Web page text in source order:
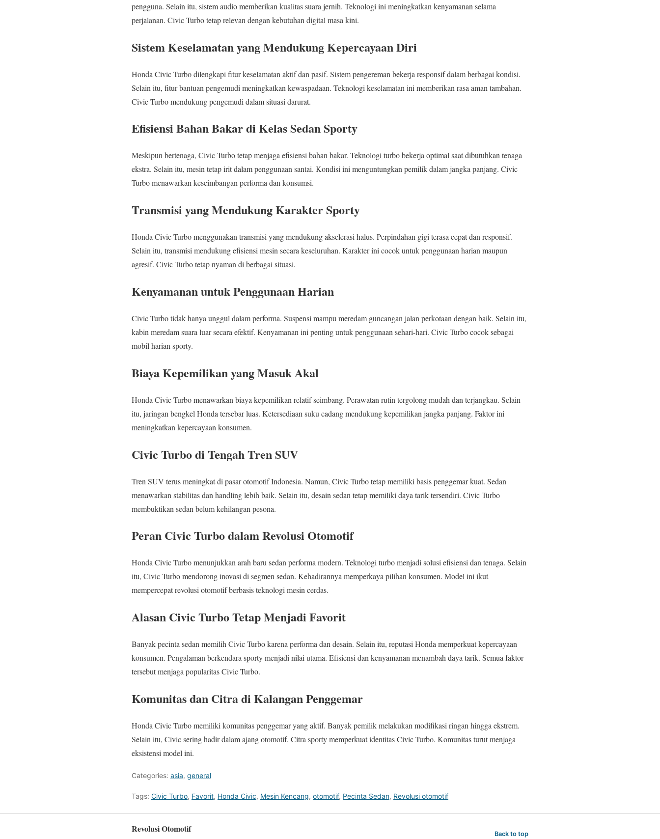
pengguna. Selain itu, sistem audio memberikan kualitas suara jernih. Teknologi ini meningkatkan kenyamanan selama
perjalanan. Civic Turbo tetap relevan dengan kebutuhan digital masa kini.
Sistem Keselamatan yang Mendukung Kepercayaan Diri
Honda Civic Turbo dilengkapi fitur keselamatan aktif dan pasif. Sistem pengereman bekerja responsif dalam berbagai kondisi.
Selain itu, fitur bantuan pengemudi meningkatkan kewaspadaan. Teknologi keselamatan ini memberikan rasa aman tambahan.
Civic Turbo mendukung pengemudi dalam situasi darurat.
Efisiensi Bahan Bakar di Kelas Sedan Sporty
Meskipun bertenaga, Civic Turbo tetap menjaga efisiensi bahan bakar. Teknologi turbo bekerja optimal saat dibutuhkan tenaga
ekstra. Selain itu, mesin tetap irit dalam penggunaan santai. Kondisi ini menguntungkan pemilik dalam jangka panjang. Civic
Turbo menawarkan keseimbangan performa dan konsumsi.
Transmisi yang Mendukung Karakter Sporty
Honda Civic Turbo menggunakan transmisi yang mendukung akselerasi halus. Perpindahan gigi terasa cepat dan responsif.
Selain itu, transmisi mendukung efisiensi mesin secara keseluruhan. Karakter ini cocok untuk penggunaan harian maupun
agresif. Civic Turbo tetap nyaman di berbagai situasi.
Kenyamanan untuk Penggunaan Harian
Civic Turbo tidak hanya unggul dalam performa. Suspensi mampu meredam guncangan jalan perkotaan dengan baik. Selain itu,
kabin meredam suara luar secara efektif. Kenyamanan ini penting untuk penggunaan sehari-hari. Civic Turbo cocok sebagai
mobil harian sporty.
Biaya Kepemilikan yang Masuk Akal
Honda Civic Turbo menawarkan biaya kepemilikan relatif seimbang. Perawatan rutin tergolong mudah dan terjangkau. Selain
itu, jaringan bengkel Honda tersebar luas. Ketersediaan suku cadang mendukung kepemilikan jangka panjang. Faktor ini
meningkatkan kepercayaan konsumen.
Civic Turbo di Tengah Tren SUV
Tren SUV terus meningkat di pasar otomotif Indonesia. Namun, Civic Turbo tetap memiliki basis penggemar kuat. Sedan
menawarkan stabilitas dan handling lebih baik. Selain itu, desain sedan tetap memiliki daya tarik tersendiri. Civic Turbo
membuktikan sedan belum kehilangan pesona.
Peran Civic Turbo dalam Revolusi Otomotif
Honda Civic Turbo menunjukkan arah baru sedan performa modern. Teknologi turbo menjadi solusi efisiensi dan tenaga. Selain
itu, Civic Turbo mendorong inovasi di segmen sedan. Kehadirannya memperkaya pilihan konsumen. Model ini ikut
mempercepat revolusi otomotif berbasis teknologi mesin cerdas.
Alasan Civic Turbo Tetap Menjadi Favorit
Banyak pecinta sedan memilih Civic Turbo karena performa dan desain. Selain itu, reputasi Honda memperkuat kepercayaan
konsumen. Pengalaman berkendara sporty menjadi nilai utama. Efisiensi dan kenyamanan menambah daya tarik. Semua faktor
tersebut menjaga popularitas Civic Turbo.
Komunitas dan Citra di Kalangan Penggemar
Honda Civic Turbo memiliki komunitas penggemar yang aktif. Banyak pemilik melakukan modifikasi ringan hingga ekstrem.
Selain itu, Civic sering hadir dalam ajang otomotif. Citra sporty memperkuat identitas Civic Turbo. Komunitas turut menjaga
eksistensi model ini.
Categories: asia, general
Tags: Civic Turbo, Favorit, Honda Civic, Mesin Kencang, otomotif, Pecinta Sedan, Revolusi otomotif
Revolusi Otomotif Back to top